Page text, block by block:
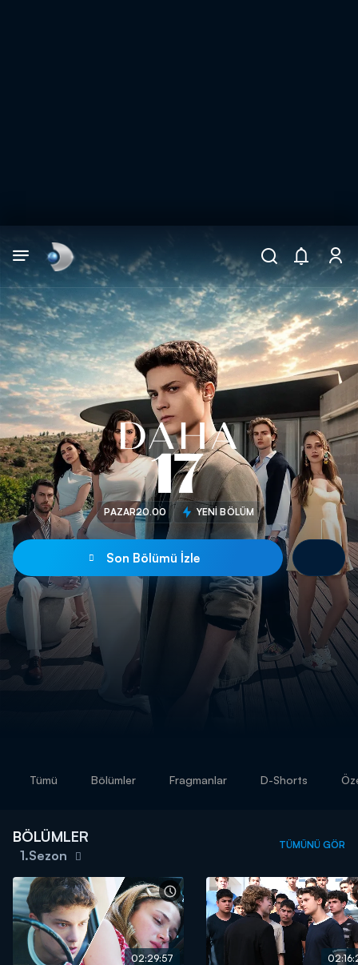
DİĞER SONUÇLAR
PAZAR20.00 YENİ BÖLÜM
Son Bölümü İzle
Tümü Bölümler Fragmanlar D-Shorts
BÖLÜMLER
1.Sezon
TÜMÜNÜ GÖR
02:29:57